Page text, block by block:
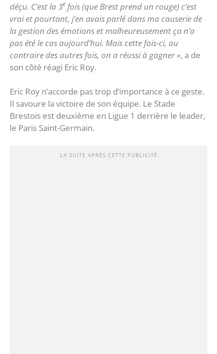
déçu. C’est la 3e fois (que Brest prend un rouge) c’est
vrai et pourtant, j’en avais parlé dans ma causerie de
la gestion des émotions et malheureusement ça n’a
pas été le cas aujourd’hui. Mais cette fois-ci, au
contraire des autres fois, on a réussi à gagner », a de
son côté réagi Eric Roy.
Eric Roy n’accorde pas trop d’importance à ce geste.
Il savoure la victoire de son équipe. Le Stade
Brestois est deuxième en Ligue 1 derrière le leader,
le Paris Saint-Germain.
LA SUITE APRÈS CETTE PUBLICITÉ